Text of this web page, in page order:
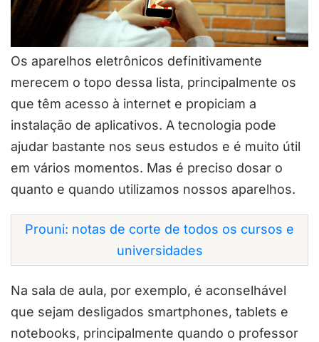
Os aparelhos eletrônicos definitivamente
merecem o topo dessa lista, principalmente os
que têm acesso à internet e propiciam a
instalação de aplicativos. A tecnologia pode
ajudar bastante nos seus estudos e é muito útil
em vários momentos. Mas é preciso dosar o
quanto e quando utilizamos nossos aparelhos.
Prouni: notas de corte de todos os cursos e
universidades
Na sala de aula, por exemplo, é aconselhável
que sejam desligados smartphones, tablets e
notebooks, principalmente quando o professor